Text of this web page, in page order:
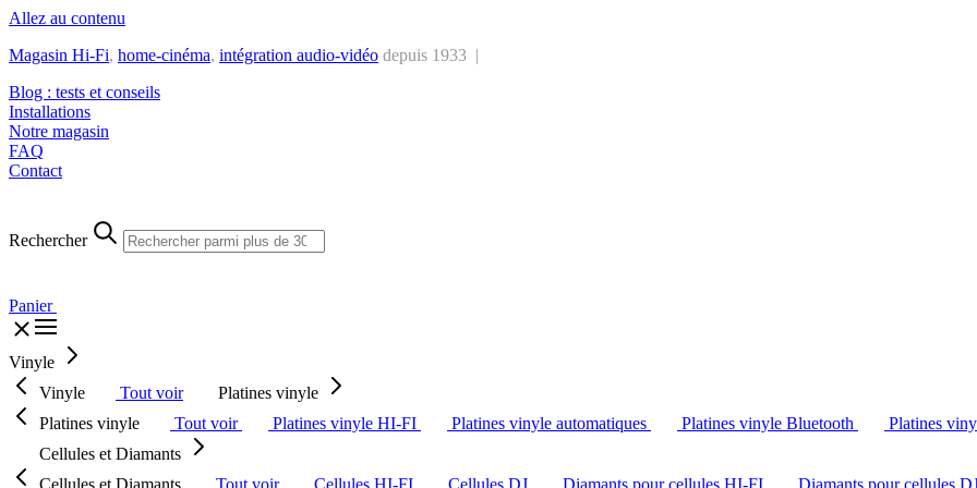
Allez au contenu
Magasin Hi-Fi, home-cinéma, intégration audio-vidéo depuis 1933 |
Blog : tests et conseils
Installations
Notre magasin
FAQ
Contact
Rechercher
Panier
Vinyle
Vinyle
Tout voir
Platines vinyle
Platines vinyle
Tout voir Platines vinyle HI-FI Platines vinyle automatiques Platines vinyle Bluetooth
Platines
Cellules et Diamants
Cellules et Diamants
Tout voir Cellules HI-FI Cellules DJ Diamants pour cellules HI-FI
Diamants pour cellules